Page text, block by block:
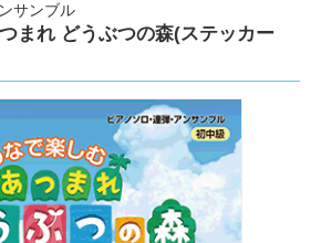
サンブル
まれ どうぶつの森(ステッカー